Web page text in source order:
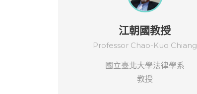
江朝國教授
Professor Chao-Kuo Chiang
國立臺北大學法律學系
教授